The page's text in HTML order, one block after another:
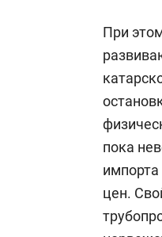
При
пока
импорта
цен.